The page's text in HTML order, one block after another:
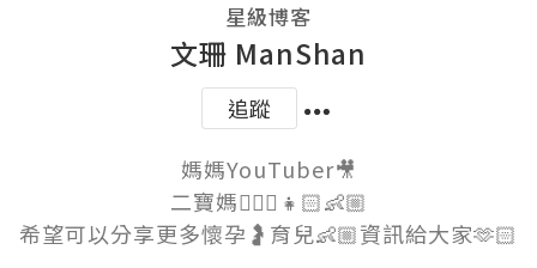
星級博客
文珊 ManShan
追蹤
媽媽YouTuber🎥
二寶媽💁🏻‍♀️👧🏻👶🏼
希望可以分享更多懷孕🤰育兒👶🏼資訊給大家🫶🏻